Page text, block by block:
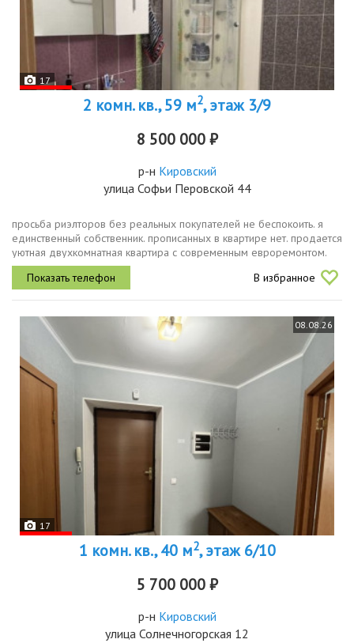
17
2 комн. кв., 59 м2, этаж 3/9
8 500 000 ₽
р-н Кировский
улица Софьи Перовской 44
просьба риэлторов без реальных покупателей не беспокоить. я
единственный собственник. прописанных в квартире нет. продается
уютная двухкомнатная квартира с современным евроремонтом.
просторная кухня оборудована встроенной техникой, включая
плиту,...
В избранное
08.08.26
17
1 комн. кв., 40 м2, этаж 6/10
5 700 000 ₽
р-н Кировский
улица Солнечногорская 12